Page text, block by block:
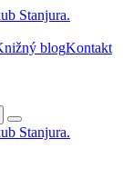
blogKontakt